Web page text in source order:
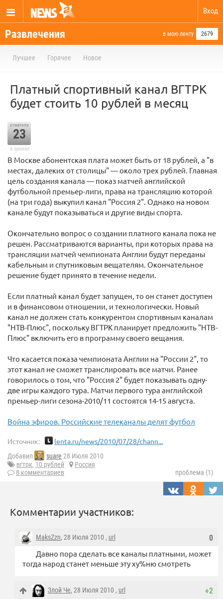
Вход
Развлечения в мою ленту 2679
Лучшее Горячее Новое
Платный спортивный канал ВГТРК
будет стоить 10 рублей в месяц
отметили
23
в архиве
В Москве абонентская плата может быть от 18 рублей, а "в
местах, далеких от столицы" — около трех рублей. Главная
цель создания канала — показ матчей английской
футбольной премьер-лиги, права на трансляцию которой
(на три года) выкупил канал "Россия 2". Однако на новом
канале будут показываться и другие виды спорта.
Окончательно вопрос о создании платного канала пока не
решен. Рассматриваются варианты, при которых права на
трансляции матчей чемпионата Англии будут переданы
кабельным и спутниковым вещателям. Окончательное
решение будет принято в течение недели.
Если платный канал будет запущен, то он станет доступен
и в финансовом отношении, и технологически. Новый
канал не должен стать конкурентом спортивным каналам
"НТВ-Плюс", поскольку ВГТРК планирует предложить "НТВ-
Плюс" включить его в программу своего вещания.
Что касается показа чемпионата Англии на "России 2", то
этот канал не сможет транслировать все матчи. Ранее
говорилось о том, что "Россия 2" будет показывать одну-
две игры каждого тура. Матчи первого тура английской
премьер-лиги сезона-2010/11 состоятся 14-15 августа.
Война эфиров. Российские телеканалы делят футбол
Источник: lenta.ru/news/2010/07/28/chann...
Добавил suare 28 Июля 2010
вгтрк, 10 рублей
Россия
8 комментариев
проблема (1)
Комментарии участников:
0
MaksZzn, 28 Июля 2010 , url
Давно пора сделать все каналы платными, может
тогда народ станет меньше эту ху%ню смотреть
+2
Злой Че, 28 Июля 2010 , url